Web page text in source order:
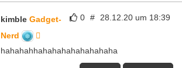
0 # 28.12.20 um 18:39
kimble Gadget-
Nerd
hahahahhahahahahahahahaha